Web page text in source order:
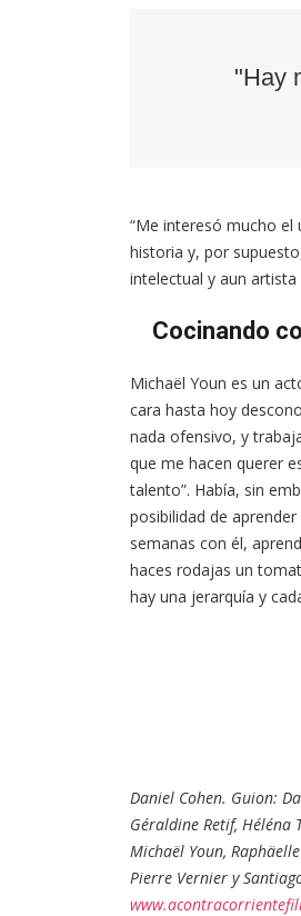
"Hay
“Me interesó mucho
historia y, por
intelectual y aun
Cocinando
Michaël Youn es un
cara hasta hoy
nada ofensivo, y
que me hacen querer
talento”. Había, sin
posibilidad de
semanas con él,
haces rodajas un
hay una jerarquía y
Daniel Cohen. Guion:
Géraldine Retif, Héléna
Michaël Youn,
Pierre Vernier y